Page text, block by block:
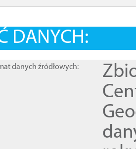
DANYCH:
danych źródłowych: